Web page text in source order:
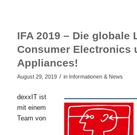
IFA 2019 – Die globale
Consumer Electronics
Appliances!
August 29, 2019 / in Informationen & News
dexxIT ist
mit einem
Team von